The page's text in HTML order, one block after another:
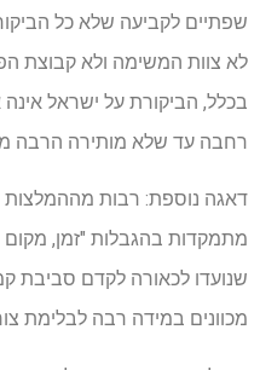
שפתיים לקביעה שלא כל
לא צוות המשימה ולא קבוצת
בכלל, הביקורת על ישראל
רחבה עד שלא מותירה הרבה
דאגה נוספת: רבות מההמלצות
מתמקדות בהגבלות "זמן, מקום
שנועדו לכאורה לקדם סביבת
מכוונים במידה רבה לבלימת